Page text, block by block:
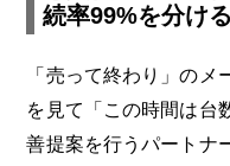
続率99%を分け
「売って終わり」の
を見て「この時間は台
善提案を行うパートナ